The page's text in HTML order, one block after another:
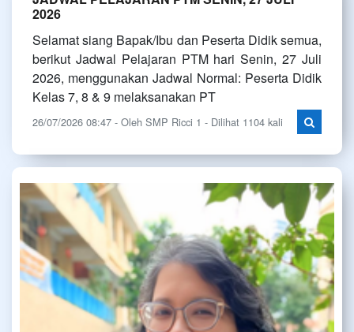
2026
Selamat siang Bapak/Ibu dan Peserta Didik semua,
berikut Jadwal Pelajaran PTM hari Senin, 27 Juli
2026, menggunakan Jadwal Normal: Peserta Didik
Kelas 7, 8 & 9 melaksanakan PT
26/07/2026 08:47 - Oleh SMP Ricci 1 - Dilihat 1104 kali